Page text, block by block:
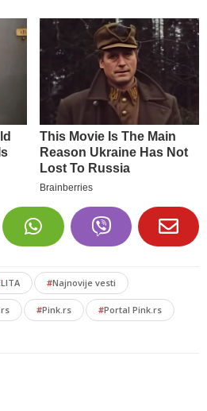
#Najnovije vesti
#Pink.rs #Portal Pink.rs